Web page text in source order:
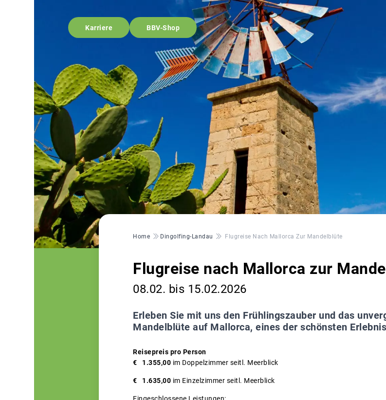
Karriere BBV-Shop
Pfadnavigation
Home Dingolfing-Landau Flugreise Nach Mallorca Zur Mandelblüte
Flugreise nach Mallorca zur
08.02. bis 15.02.2026
Erleben Sie mit uns den Frühlingszauber und das
Mandelblüte auf Mallorca, eines der schönsten
Reisepreis pro Person
€ 1.355,00 im Doppelzimmer seitl. Meerblick
€ 1.635,00 im Einzelzimmer seitl. Meerblick